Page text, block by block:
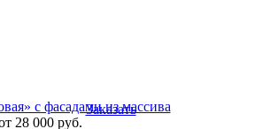
с фасадами из массива
28 000руб.
Заказать